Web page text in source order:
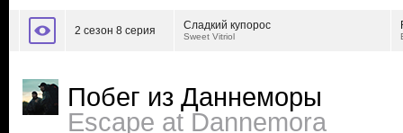
2 сезон 8 серия Сладкий купорос
Sweet Vitriol
Побег из Даннеморы
Escape at Dannemora